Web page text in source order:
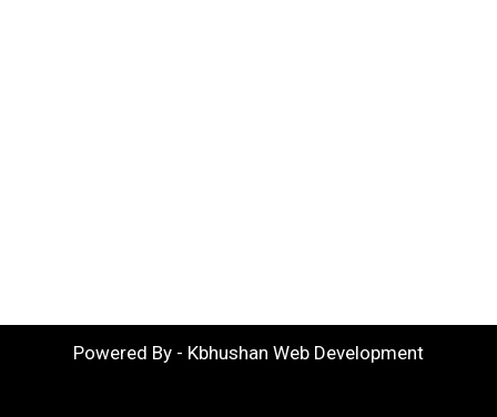
Powered By - Kbhushan Web Development